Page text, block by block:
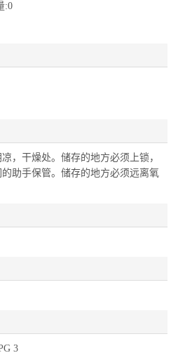
:0
，干燥处。储存的地方必须上锁，
助手保管。储存的地方必须远离氧
3